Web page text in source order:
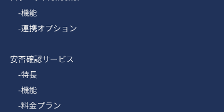
-機能
-連携オプション
安否確認サービス
-特長
-機能
-料金プラン